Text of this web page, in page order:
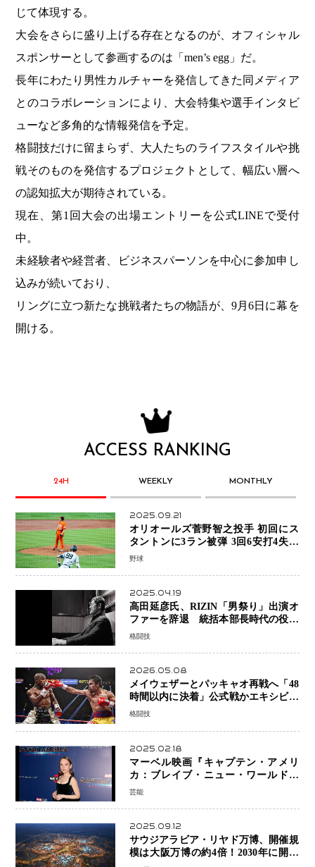
じて体現する。
大会をさらに盛り上げる存在となるのが、オフィシャル
スポンサーとして参画するのは「men’s egg」だ。
長年にわたり男性カルチャーを発信してきた同メディア
とのコラボレーションにより、大会特集や選手インタビ
ューなど多角的な情報発信を予定。
格闘技だけに留まらず、大人たちのライフスタイルや挑
戦そのものを発信するプロジェクトとして、幅広い層へ
の認知拡大が期待されている。
現在、第1回大会の出場エントリーを公式LINEで受付
中。
未経験者や経営者、ビジネスパーソンを中心に参加申し
込みが続いており、
リングに立つ新たな挑戦者たちの物語が、9月6日に幕を
開ける。
ACCESS RANKING
24H WEEKLY MONTHLY
2025.09.21
オリオールズ菅野智之投手 初回にス
タントンに3ラン被弾 3回6安打4失点
で降板
野球
2025.04.19
高田延彦氏、RIZIN「男祭り」出演オ
ファーを辞退 統括本部長時代の役目
「すでに終えています」と明言
格闘技
2026.05.08
メイウェザーとパッキャオ再戦へ「48
時間以内に決着」公式戦かエキシビシ
ョンか混迷続く
格闘技
2025.02.18
マーベル映画『キャプテン・アメリ
カ：ブレイブ・ニュー・ワールド』
新ブラック・ウィドウ役のシラ・ハー
芸能
2025.09.12
サウジアラビア・リヤド万博、開催規
模は大阪万博の約4倍！2030年に開幕